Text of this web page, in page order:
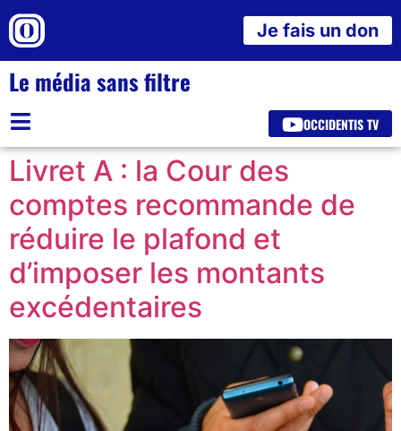
Je fais un don
Le média sans filtre
OCCIDENTIS TV
Livret A : la Cour des
comptes recommande de
réduire le plafond et
d’imposer les montants
excédentaires